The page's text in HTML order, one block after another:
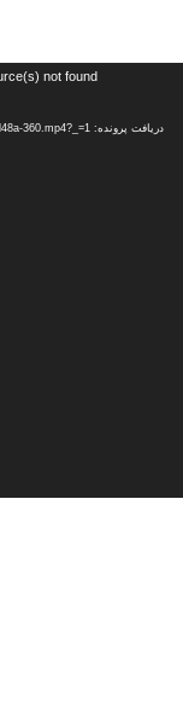
not found
دریافت پرونده: http://akro.ir/files/videos/2018/04/25/15246746753d48a-360.mp4?_=1